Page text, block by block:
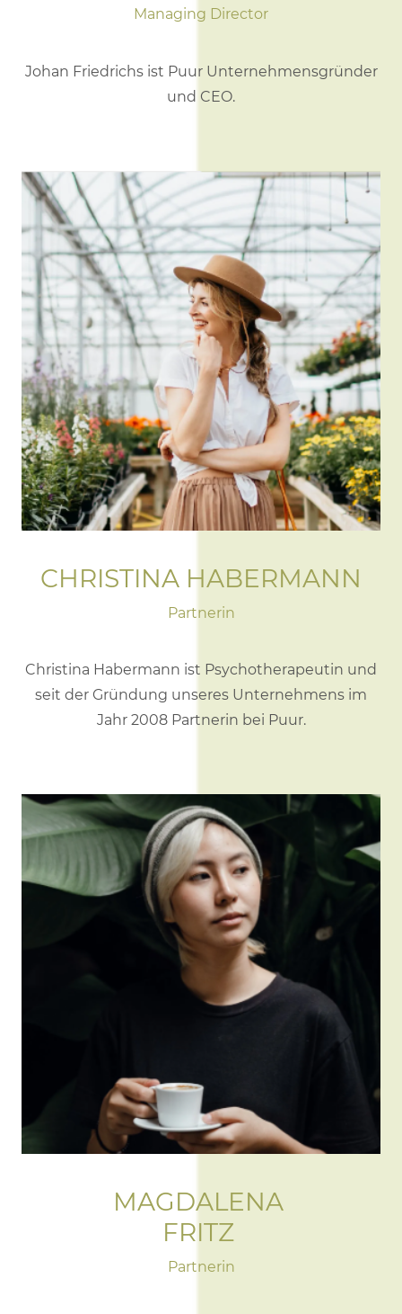
Managing Director
Johan Friedrichs ist Puur Unternehmensgründer
und CEO.
CHRISTINA HABERMANN
Partnerin
Christina Habermann ist Psychotherapeutin und
seit der Gründung unseres Unternehmens im
Jahr 2008 Partnerin bei Puur.
MAGDALENA
FRITZ
Partnerin